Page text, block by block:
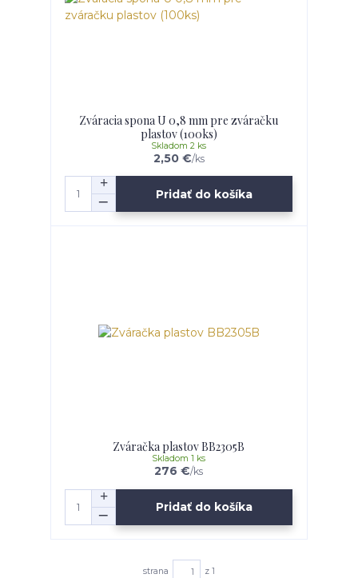
Zváracia spona U 0,8 mm pre zváračku
plastov (100ks)
2,50 €/ks
Skladom 2 ks
Pridať do košíka
Zváračka plastov BB2305B
276 €/ks
Skladom 1 ks
Pridať do košíka
strana z 1